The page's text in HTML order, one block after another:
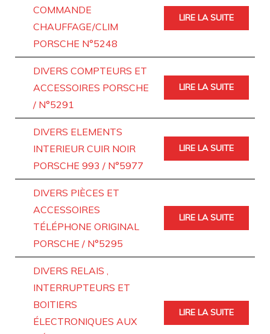
COMMANDE
CHAUFFAGE/CLIM
PORSCHE N°5248
LIRE LA SUITE
DIVERS COMPTEURS ET
ACCESSOIRES PORSCHE
/ N°5291
LIRE LA SUITE
DIVERS ELEMENTS
INTERIEUR CUIR NOIR
PORSCHE 993 / N°5977
LIRE LA SUITE
DIVERS PIÈCES ET
ACCESSOIRES
TÉLÉPHONE ORIGINAL
PORSCHE / N°5295
LIRE LA SUITE
DIVERS RELAIS ,
INTERRUPTEURS ET
BOITIERS
ÉLECTRONIQUES AUX
LIRE LA SUITE